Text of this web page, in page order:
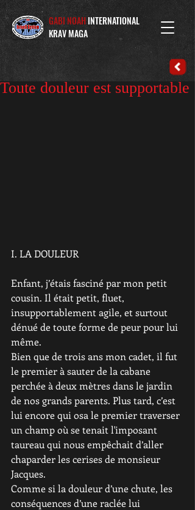
GABI NOAHINTERNATIONAL
KRAV MAGA
Toute douleur est supportable
I. LA DOULEUR
Enfant, j’étais fasciné par mon petit
cousin. Il était petit, fluet,
insupportablement agile, et surtout
dénué de toute forme de peur pour lui
même.
Bien que de trois ans mon cadet, il fut
le premier à sauter de la cabane
perchée à deux mètres dans le jardin
de nos grands parents. Plus tard, c’est
lui encore qui osa le premier traverser
un champ où se tenait l'imposant
taureau qui nous empêchait d’aller
chaparder les cerises de monsieur
Jacques.
Comme si la douleur d’une chute, les
conséquences d’une raclée lui